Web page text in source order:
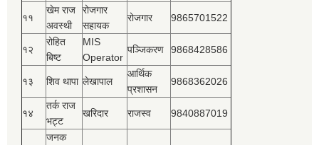
११
खेम राज
अवस्थी
रोजगार
सहायक
रोजगार 9865701522
१२
रोहित
बिष्‍ट
MIS
Operator
पञ्‍जिकरण 9868428586
१३ शिव थापा लेखापाल
आर्थिक
प्रशासन
9868362026
१४
तर्क राज
भट्ट
खरिदार राजस्‍व 9840887019
जनक